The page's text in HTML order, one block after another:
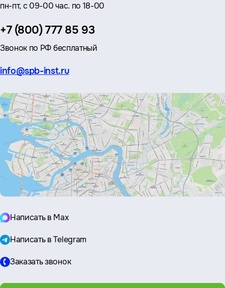
пн-пт, с 09-00 час. по 18-00
Телефон:
+7 (800) 777 85 93
Звонок по РФ бесплатный
Эл.
info@spb-inst.ru
Написать в Max
Написать в Telegram
Заказать звонок